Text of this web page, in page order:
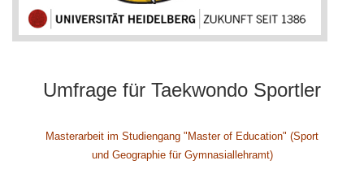
Umfrage für Taekwondo Sportler
Masterarbeit im Studiengang "Master of Education" (Sport
und Geographie für Gymnasiallehramt)